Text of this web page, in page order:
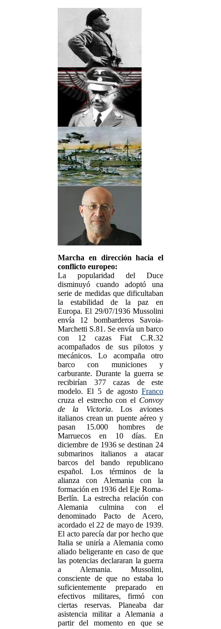
Marcha en dirección hacia el
conflicto europeo:
La popularidad del Duce
disminuyó cuando adoptó una
serie de medidas que dificultaban
la estabilidad de la paz en
Europa. El 29/07/1936 Mussolini
envía 12 bombarderos Savoia-
Marchetti S.81. Se envía un barco
con 12 cazas Fiat C.R.32
acompañados de sus pilotos y
mecánicos. Lo acompaña otro
barco con municiones y
carburante. Durante la guerra se
recibirían 377 cazas de este
modelo. El 5 de agosto Franco
cruza el estrecho con el Convoy
de la Victoria. Los aviones
italianos crean un puente aéreo y
pasan 15.000 hombres de
Marruecos en 10 días. En
diciembre de 1936 se destinan 24
submarinos italianos a atacar
barcos del bando republicano
español. Los términos de la
alianza con Alemania con la
formación en 1936 del Eje Roma-
Berlín. La estrecha relación con
Alemania culmina con el
denominado Pacto de Acero,
acordado el 22 de mayo de 1939.
El acto parecía dar por hecho que
Italia se uniría a Alemania como
aliado beligerante en caso de que
las potencias declararan la guerra
a Alemania. Mussolini,
consciente de que no estaba lo
suficientemente preparado en
efectivos militares, firmó con
ciertas reservas. Planeaba dar
asistencia militar a Alemania a
partir del momento en que se